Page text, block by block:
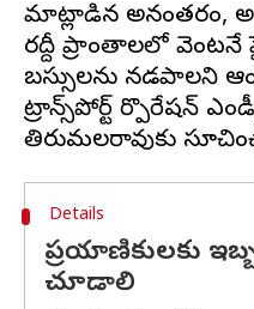
మాట్లాడిన అనంతరం,
రద్దీ ప్రాంతాలలో
బస్సులను నడపాలని
ట్రాన్స్‌పోర్ట్‌ కార్పొరేషన్
Details
ప్రయాణికులకు
చూడాలి